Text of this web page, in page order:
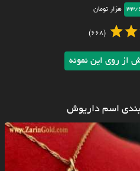
33/ هزار تومان
(668)
از روی این نمونه
اسم داریوش